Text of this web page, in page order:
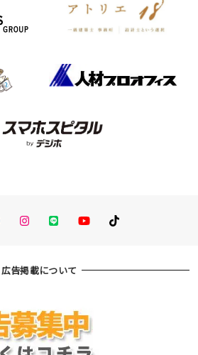
FacebookInstagram
LINE You TubeTikTok
広告掲載について